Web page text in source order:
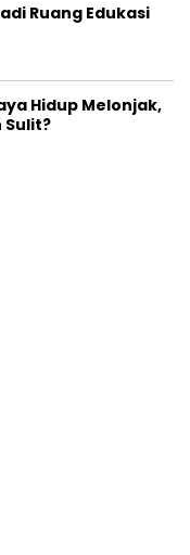
Ruang Edukasi
Hidup Melonjak,
Sulit?